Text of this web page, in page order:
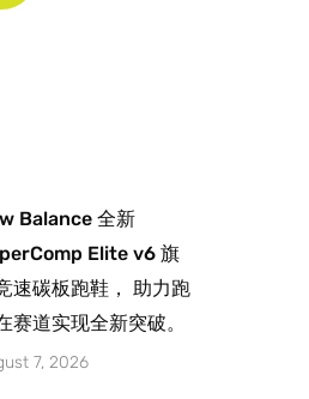
Balance 全新
Elite v6 旗
速碳板跑鞋， 助力跑
赛道实现全新突破。
7, 2026